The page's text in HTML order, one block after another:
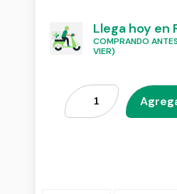
Llega hoy en
COMPRANDO
VIER)